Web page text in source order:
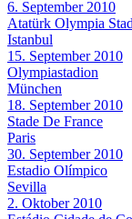
6. September 2010
Atatürk Olympia
Istanbul
15. September 2010
Olympiastadion
München
18. September 2010
Stade De France
Paris
30. September 2010
Estadio Olímpico
Sevilla
2. Oktober 2010